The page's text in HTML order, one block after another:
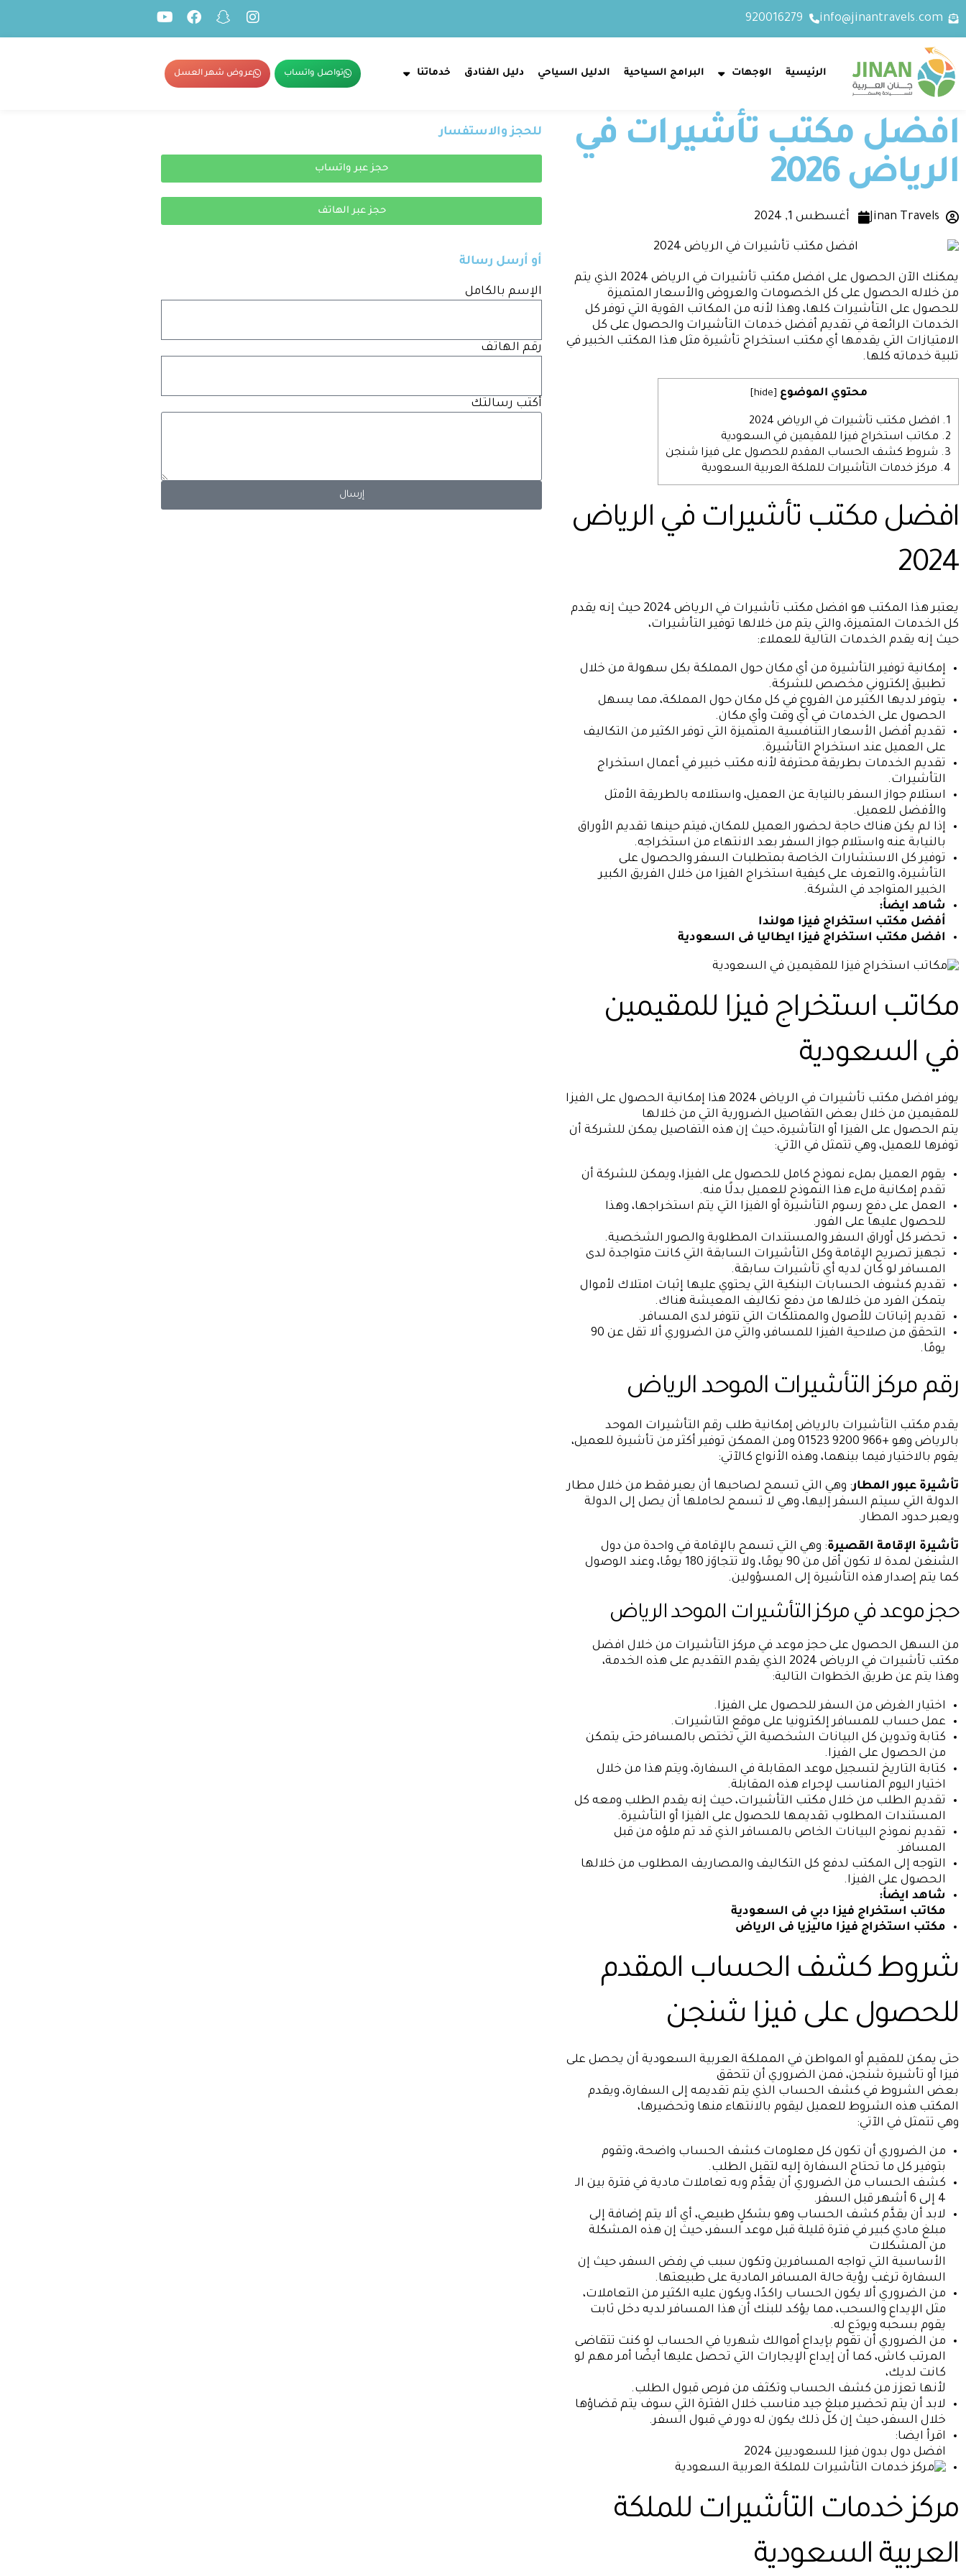
info@jinantravels.com
920016279
الرئيسية الوجهات البرامج السياحية الدليل السياحي دليل الفنادق خدماتنا تواصل واتساب عروض شهر العسل
افضل مكتب تأشيرات في
الرياض 2026
Jinan Travels أغسطس 1, 2024
يمكنك الآن الحصول على افضل مكتب تأشيرات في الرياض 2024 الذي يتم
من خلاله الحصول على كل الخصومات والعروض والأسعار المتميزة
للحصول على التأشيرات كلها، وهذا لأنه من المكاتب القوية التي توفر كل
الخدمات الرائعة في تقديم أفضل خدمات التأشيرات والحصول على كل
الامتيازات التي يقدمها أي مكتب استخراج تأشيرة مثل هذا المكتب الخبير في
تلبية خدماته كلها.
محتوي الموضوع hide
1.
افضل مكتب تأشيرات في الرياض 2024
2.
مكاتب استخراج فيزا للمقيمين في السعودية
3.
شروط كشف الحساب المقدم للحصول على فيزا شنجن
4.
مركز خدمات التأشيرات للملكة العربية السعودية
افضل مكتب تأشيرات في الرياض
2024
يعتبر هذا المكتب هو افضل مكتب تأشيرات في الرياض 2024 حيث إنه يقدم
كل الخدمات المتميزة، والتي يتم من خلالها توفير التأشيرات،
حيث إنه يقدم الخدمات التالية للعملاء:
إمكانية توفير التأشيرة من أي مكان حول المملكة بكل سهولة من خلال
تطبيق إلكتروني مخصص للشركة.
يتوفر لديها الكثير من الفروع في كل مكان حول المملكة، مما يسهل
الحصول على الخدمات في أي وقت وأي مكان.
تقديم أفضل الأسعار التنافسية المتميزة التي توفر الكثير من التكاليف
على العميل عند استخراج التأشيرة.
تقديم الخدمات بطريقة محترفة لأنه مكتب خبير في أعمال استخراج
التأشيرات.
استلام جواز السفر بالنيابة عن العميل، واستلامه بالطريقة الأمثل
والأفضل للعميل.
إذا لم يكن هناك حاجة لحضور العميل للمكان، فيتم حينها تقديم الأوراق
بالنيابة عنه واستلام جواز السفر بعد الانتهاء من استخراجه.
توفير كل الاستشارات الخاصة بمتطلبات السفر والحصول على
التأشيرة، والتعرف على كيفية استخراج الفيزا من خلال الفريق الكبير
الخبير المتواجد في الشركة.
شاهد ايضأ:
أفضل مكتب استخراج فيزا هولندا
افضل مكتب استخراج فيزا ايطاليا فى السعودية
مكاتب استخراج فيزا للمقيمين
في السعودية
يوفر افضل مكتب تأشيرات في الرياض 2024 هذا إمكانية الحصول على الفيزا
للمقيمين من خلال بعض التفاصيل الضرورية التي من خلالها
يتم الحصول على الفيزا أو التأشيرة، حيث إن هذه التفاصيل يمكن للشركة أن
توفرها للعميل، وهي تتمثل في الآتي:
يقوم العميل بملء نموذج كامل للحصول على الفيزا، ويمكن للشركة أن
تقدم إمكانية ملء هذا النموذج للعميل بدلًا منه.
العمل على دفع رسوم التأشيرة أو الفيزا التي يتم استخراجها، وهذا
للحصول عليها على الفور.
تحضر كل أوراق السفر والمستندات المطلوبة والصور الشخصية.
تجهيز تصريح الإقامة وكل التأشيرات السابقة التي كانت متواجدة لدى
المسافر لو كان لديه أي تأشيرات سابقة.
تقديم كشوف الحسابات البنكية التي يحتوي عليها إثبات امتلاك لأموال
يتمكن الفرد من خلالها من دفع تكاليف المعيشة هناك.
تقديم إثباتات للأصول والممتلكات التي تتوفر لدى المسافر.
التحقق من صلاحية الفيزا للمسافر، والتي من الضروري ألا تقل عن 90
يومًا.
رقم مركز التأشيرات الموحد الرياض
يقدم مكتب التأشيرات بالرياض إمكانية طلب رقم التأشيرات الموحد
بالرياض وهو +966 9200 01523 ومن الممكن توفير أكثر من تأشيرة للعميل،
يقوم بالاختيار فيما بينهما، وهذه الأنواع كالآتي:
تأشيرة عبور المطار: وهي التي تسمح لصاحبها أن يعبر فقط من خلال مطار
الدولة التي سيتم السفر إليها، وهي لا تسمح لحاملها أن يصل إلى الدولة
ويعبر حدود المطار.
تأشيرة الإقامة القصيرة: وهي التي تسمح بالإقامة في واحدة من دول
الشنغن لمدة لا تكون أقل من 90 يومًا، ولا تتجاوَز 180 يومًا، وعند الوصول
كما يتم إصدار هذه التأشيرة إلى المسؤولين.
حجز موعد في مركز التأشيرات الموحد الرياض
من السهل الحصول على حجز موعد في مركز التأشيرات من خلال افضل
مكتب تأشيرات في الرياض 2024 الذي يقدم التقديم على هذه الخدمة،
وهذا يتم عن طريق الخطوات التالية:
اختيار الغرض من السفر للحصول على الفيزا.
عمل حساب للمسافر إلكترونيا على موقع التاشيرات.
كتابة وتدوين كل البيانات الشخصية التي تختص بالمسافر حتى يتمكن
من الحصول على الفيزا.
كتابة التاريخ لتسجيل موعد المقابلة في السفارة، ويتم هذا من خلال
اختيار اليوم المناسب لإجراء هذه المقابلة.
تقديم الطلب من خلال مكتب التأشيرات، حيث إنه يقدم الطلب ومعه كل
المستندات المطلوب تقديمها للحصول على الفيزا أو التأشيرة.
تقديم نموذج البيانات الخاص بالمسافر الذي قد تم ملؤه من قبل
المسافر.
التوجه إلى المكتب لدفع كل التكاليف والمصاريف المطلوب من خلالها
الحصول على الفيزا.
شاهد ايضأ:
مكاتب استخراج فيزا دبي فى السعودية
مكتب استخراج فيزا ماليزيا فى الرياض
شروط كشف الحساب المقدم
للحصول على فيزا شنجن
حتى يمكن للمقيم أو المواطن في المملكة العربية السعودية أن يحصل على
فيزا أو تأشيرة شنجن، فمن الضروري أن تتحقق
بعض الشروط في كشف الحساب الذي يتم تقديمه إلى السفارة، ويقدم
المكتب هذه الشروط للعميل ليقوم بالانتهاء منها وتحضيرها،
وهي تتمثل في الآتي:
من الضروري أن تكون كل معلومات كشف الحساب واضحة، وتقوم
بتوفير كل ما تحتاج السفارة إليه لتقبل الطلب.
كشف الحساب من الضروري أن يقدَّم وبه تعاملات مادية في فترة بين الـ
4 إلى 6 أشهر قبل السفر.
لابد أن يقدَّم كشف الحساب وهو بشكلٍ طبيعي، أي ألا يتم إضافة إلى
مبلغ مادي كبير في فترة قليلة قبل موعد السفر، حيث إن هذه المشكلة
من المشكلات
الأساسية التي تواجه المسافرين وتكون سبب في رفض السفر، حيث إن
السفارة ترغب رؤية حالة المسافر المادية على طبيعتها.
من الضروري ألا يكون الحساب راكدًا، ويكون عليه الكثير من التعاملات،
مثل الإيداع والسحب، مما يؤكد للبنك أن هذا المسافر لديه دخل ثابت
يقوم بسحبه ويودَع له.
من الضروري أن تقوم بإيداع أموالك شهريا في الحساب لو كنت تتقاضى
المرتب كاش، كما أن إيداع الإيجارات التي تحصل عليها أيضًا أمر مهم لو
كانت لديك،
لأنها تعزز من كشف الحساب وتكثف من فرص قبول الطلب.
لابد أن يتم تحضير مبلغ جيد مناسب خلال الفترة التي سوف يتم قضاؤها
خلال السفر، حيث إن كل ذلك يكون له دور في قبول السفر.
اقرأ ايضا:
افضل دول بدون فيزا للسعوديين 2024
مركز خدمات التأشيرات للملكة
العربية السعودية
للحجز والاستفسار
حجز عبر واتساب
حجز عبر الهاتف
أو أرسل رسالة
الإسم بالكامل
رقم الهاتف
أكتب رسالتك
إرسال